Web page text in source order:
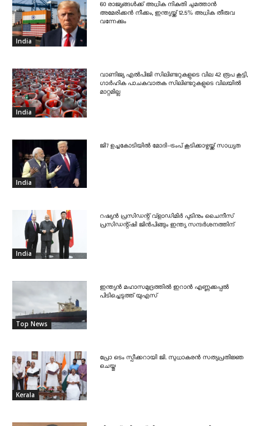
India
60 രാജ്യങ്ങൾക്ക് അധിക നികുതി ചുമത്താൻ
അമേരിക്കൻ നീക്കം, ഇന്ത്യയ്ക്ക് 12.5% അധിക തീരുവ
വന്നേക്കും
India
വാണിജ്യ എൽപിജി സിലിണ്ടറുകളുടെ വില 42 രൂപ കൂട്ടി,
ഗാർഹിക പാചകവാതക സിലിണ്ടറുകളുടെ വിലയിൽ
മാറ്റമില്ല
India
ജി7 ഉച്ചകോടിയിൽ മോദി-ട്രംപ് കൂടിക്കാഴ്ചയ്ക്ക് സാധ്യത
India
റഷ്യൻ പ്രസിഡന്റ് വ്‌ളാഡിമിർ പുടിനും ചൈനീസ്
പ്രസിഡന്റ്ഷി ജിൻപിങ്ങും ഇന്ത്യ സന്ദർശനത്തിന്
Top News
ഇന്ത്യൻ മഹാസമുദ്രത്തിൽ ഇറാൻ എണ്ണക്കപ്പൽ
പിടിച്ചെടുത്ത് യുഎസ്
Kerala
പ്രോ ടെം സ്പീക്കറായി ജി. സുധാകരൻ സത്യപ്രതിജ്ഞ
ചെയ്തു